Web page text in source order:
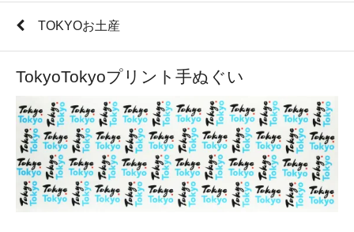
TOKYOお土産
TokyoTokyoプリント手ぬぐい